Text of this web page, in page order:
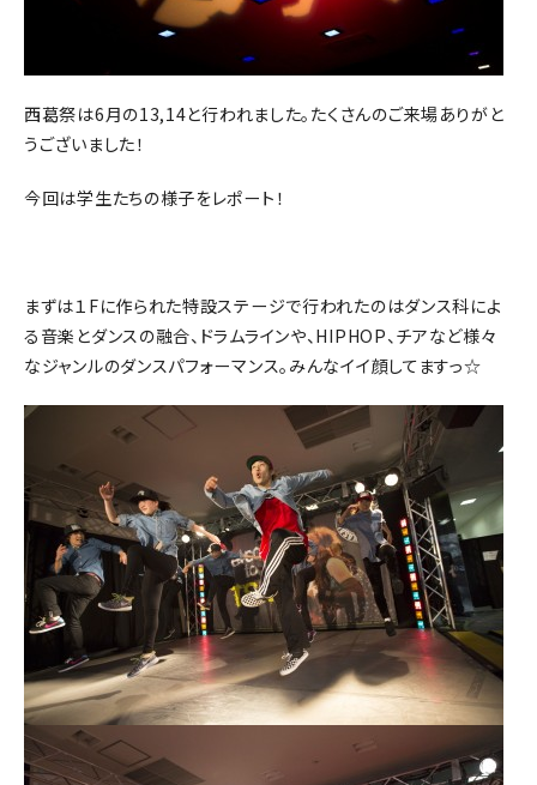
西葛祭は6月の13,14と行われました。たくさんのご来場ありがと
うございました！
今回は学生たちの様子をレポート！
まずは１Fに作られた特設ステージで行われたのはダンス科によ
る音楽とダンスの融合、ドラムラインや、HIPHOP、チアなど様々
なジャンルのダンスパフォーマンス。みんなイイ顔してますっ☆